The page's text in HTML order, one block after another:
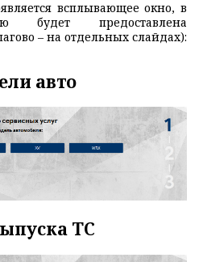
всплывающее окно, в
будет предоставлена
– на отдельных слайдах):
авто
ТС